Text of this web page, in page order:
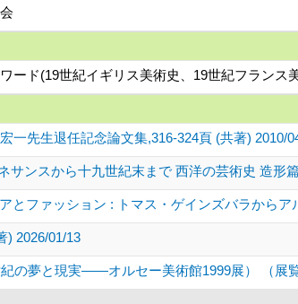
ード(19世紀イギリス美術史、19世紀フランス
一先生退任記念論文集,316-324頁 (共著) 2010/
サンスから十九世紀末まで 西洋の芸術史 造形
とファッション : トマス・ゲインズバラから
) 2026/01/13
の夢と現実――オルセー美術館1999展） （